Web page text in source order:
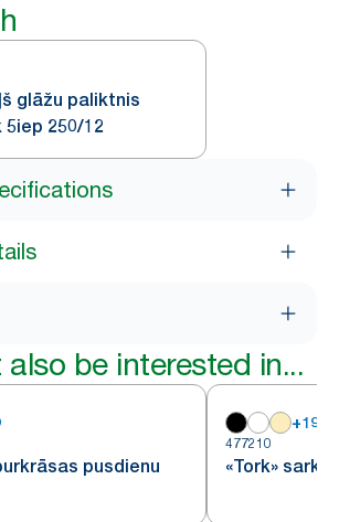
glāžu paliktnis
5iep 250/12
be interested in...
pusdienu
+19
477210
«Tork»